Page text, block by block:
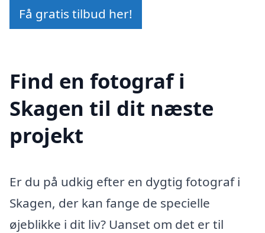
Få gratis tilbud her!
Find en fotograf i
Skagen til dit næste
projekt
Er du på udkig efter en dygtig fotograf i
Skagen, der kan fange de specielle
øjeblikke i dit liv? Uanset om det er til